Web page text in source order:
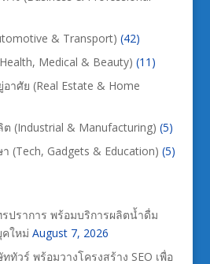
& Transport) (42)
Medical & Beauty) (11)
าศัย (Real Estate & Home
(Industrial & Manufacturing) (5)
(Tech, Gadgets & Education) (5)
ปราการ พร้อมบริการผลิตน้ำดื่ม
ใหม่ August 7, 2026
ทัวร์ พร้อมวางโครงสร้าง SEO เพื่อ